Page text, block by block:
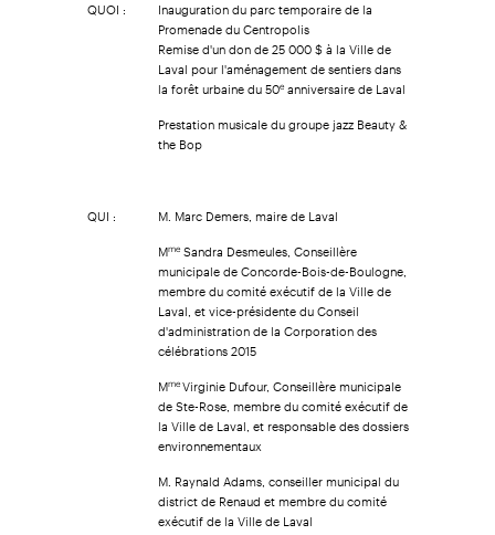
Promenade du Centropolis
Remise d'un don de 25 000 $ à la Ville de
Laval pour l'aménagement de sentiers dans
la forêt urbaine du 50eanniversaire de Laval
Prestation musicale du groupe jazz Beauty &
the Bop
QUI :
M. Marc Demers, maire de Laval
MmeSandra Desmeules, Conseillère
municipale de Concorde-Bois-de-Boulogne,
membre du comité exécutif de la Ville de
Laval, et vice-présidente du Conseil
d'administration de la Corporation des
célébrations 2015
MmeVirginie Dufour, Conseillère municipale
de Ste-Rose, membre du comité exécutif de
la Ville de Laval, et responsable des dossiers
environnementaux
M. Raynald Adams, conseiller municipal du
district de Renaud et membre du comité
exécutif de la Ville de Laval